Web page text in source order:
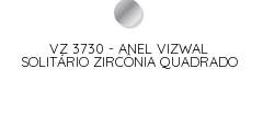
VZ 3730 - ANEL VIZWAL
SOLITÁRIO ZIRCÔNIA QUADRADO